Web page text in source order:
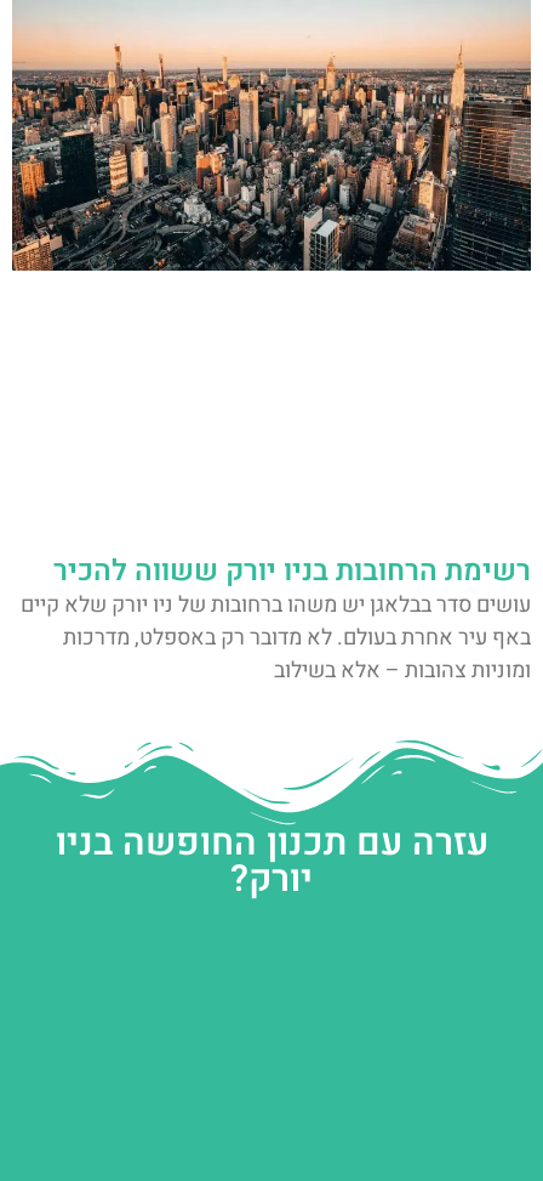
רשימת הרחובות בניו יורק ששווה להכיר
עושים סדר בבלאגן יש משהו ברחובות של ניו יורק שלא קיים
באף עיר אחרת בעולם. לא מדובר רק באספלט, מדרכות
ומוניות צהובות – אלא בשילוב
עזרה עם תכנון החופשה בניו
יורק?